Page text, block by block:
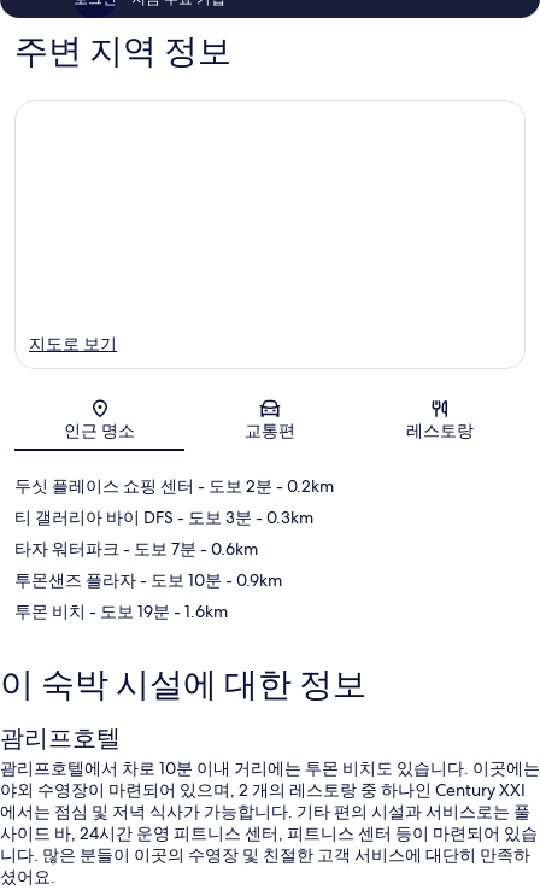
개
주변 지역 정보
지도
지도로 보기
인근 명소 교통편 레스토랑
두싯 플레이스 쇼핑 센터 - 도보 2분 - 0.2km
티 갤러리아 바이 DFS - 도보 3분 - 0.3km
타자 워터파크 - 도보 7분 - 0.6km
투몬샌즈 플라자- 도보 10분 - 0.9km
투몬 비치 - 도보 19분 - 1.6km
이 숙박 시설에 대한 정보
괌리프호텔
괌리프호텔에서 차로 10분 이내 거리에는 투몬 비치도 있습니다. 이곳에는
야외 수영장이 마련되어 있으며, 2 개의 레스토랑 중 하나인 Century XXI
에서는 점심 및 저녁 식사가 가능합니다. 기타 편의 시설과 서비스로는 풀
사이드 바, 24시간 운영 피트니스 센터, 피트니스 센터 등이 마련되어 있습
니다. 많은 분들이 이곳의 수영장 및 친절한 고객 서비스에 대단히 만족하
셨어요.